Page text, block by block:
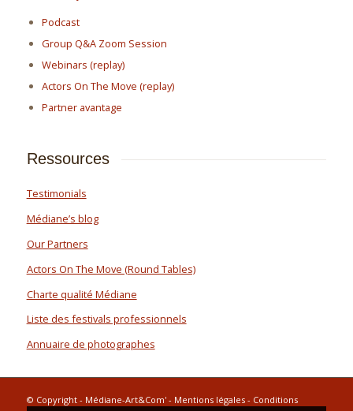
Podcast
Group Q&A Zoom Session
Webinars (replay)
Actors On The Move (replay)
Partner avantage
Ressources
Testimonials
Médiane’s blog
Our Partners
Actors On The Move (Round Tables)
Charte qualité Médiane
Liste des festivals professionnels
Annuaire de photographes
© Copyright - Médiane-Art&Com' - Mentions légales- Conditions